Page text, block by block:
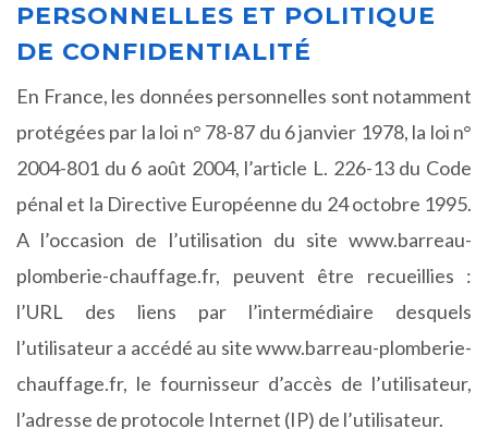
PERSONNELLES ET POLITIQUE
DE CONFIDENTIALITÉ
En France, les données personnelles sont notamment
protégées par la loi n° 78-87 du 6 janvier 1978, la loi n°
2004-801 du 6 août 2004, l’article L. 226-13 du Code
pénal et la Directive Européenne du 24 octobre 1995.
A l’occasion de l’utilisation du site www.barreau-
plomberie-chauffage.fr, peuvent être recueillies :
l’URL des liens par l’intermédiaire desquels
l’utilisateur a accédé au site www.barreau-plomberie-
chauffage.fr, le fournisseur d’accès de l’utilisateur,
l’adresse de protocole Internet (IP) de l’utilisateur.